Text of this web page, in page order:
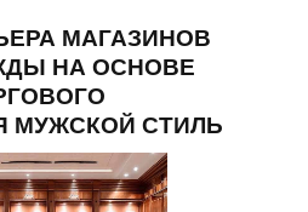
МАГАЗИНОВ
НА ОСНОВЕ
МУЖСКОЙ СТИЛЬ